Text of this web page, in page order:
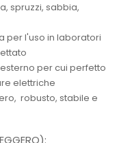
spruzzi, sabbia,
per l'uso in laboratori
per cui perfetto
elettriche
robusto, stabile e